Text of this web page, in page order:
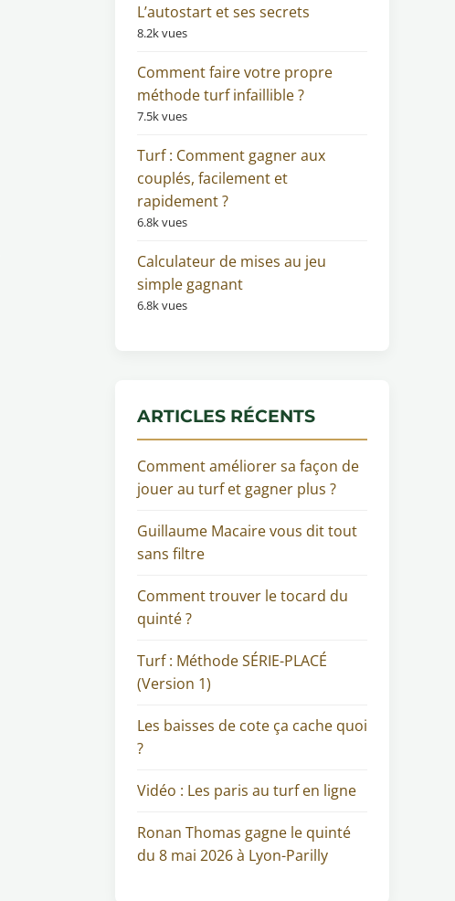
L’autostart et ses secrets
8.2k vues
Comment faire votre propre
méthode turf infaillible ?
7.5k vues
Turf : Comment gagner aux
couplés, facilement et
rapidement ?
6.8k vues
Calculateur de mises au jeu
simple gagnant
6.8k vues
ARTICLES RÉCENTS
Comment améliorer sa façon de
jouer au turf et gagner plus ?
Guillaume Macaire vous dit tout
sans filtre
Comment trouver le tocard du
quinté ?
Turf : Méthode SÉRIE-PLACÉ
(Version 1)
Les baisses de cote ça cache quoi
?
Vidéo : Les paris au turf en ligne
Ronan Thomas gagne le quinté
du 8 mai 2026 à Lyon-Parilly